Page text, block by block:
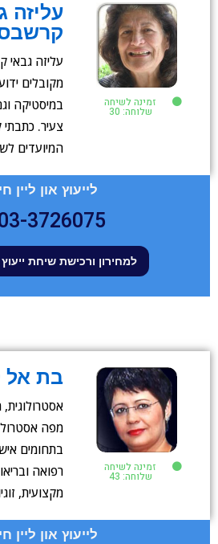
זמינה לשיחה
שלוחה: 30
עליזה
עליזה
מקובלים
במיסטיקה
צעיר.
המיועדים
לייעוץ און ליין
3726075
למחירון ורכישת שיחת
זמינה לשיחה
שלוחה: 43
בת אל
אסטרולוגית,
מפה
בתחומים
רפואה
מקצועית,
לייעוץ און ליין